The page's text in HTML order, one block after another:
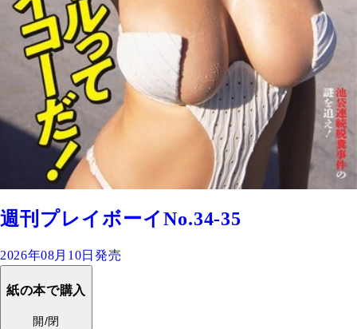
週刊プレイボーイNo.34-35
2026年08月10日発売
紙の本で購入
開/閉